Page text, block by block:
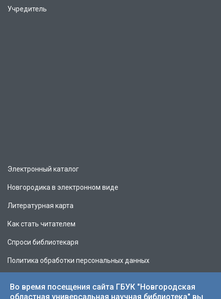
Учредитель
Электронный каталог
Новгородика в электронном виде
Литературная карта
Как стать читателем
Спроси библиотекаря
Политика обработки персональных данных
Во время посещения сайта ГБУК "Новгородская
областная универсальная научная библиотека" вы